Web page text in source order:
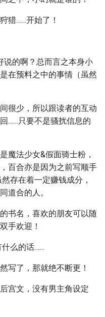
猎……开始了！
的啊？总而言之本身小
在预料之中的事情（虽然
很少，所以跟读者的互动
……只要不是骚扰信息的
魔法少女&假面骑士粉，
百合亦是因为之前写顺手
存在着一定赚钱成分，
道合的人。
书名，喜欢的朋友可以随
手欢迎！
么的话……
写了，那就绝不断更！
宫文，没有男主角设定